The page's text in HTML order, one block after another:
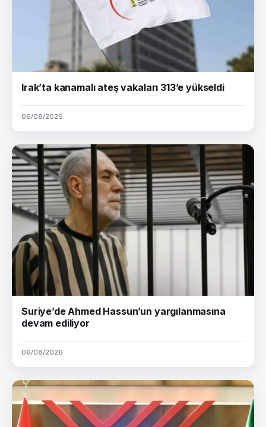
Irak’ta kanamalı ateş vakaları 313’e yükseldi
06/08/2026
Suriye’de Ahmed Hassun’un yargılanmasına
devam ediliyor
06/08/2026